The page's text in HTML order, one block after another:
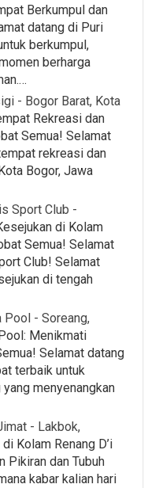
Berkumpul dan
datang di Puri
berkumpul,
berharga
- Bogor Barat, Kota
Rekreasi dan
Semua! Selamat
rekreasi dan
Bogor, Jawa
Sport Club -
di Kolam
Semua! Selamat
Club! Selamat
di tengah
Pool - Soreang,
Menikmati
Selamat datang
terbaik untuk
menyenangkan
- Lakbok,
Kolam Renang D’i
Pikiran dan Tubuh
kabar kalian hari